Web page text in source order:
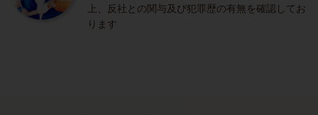
上、反社との関与及び犯罪歴の有無を確認してお
ります